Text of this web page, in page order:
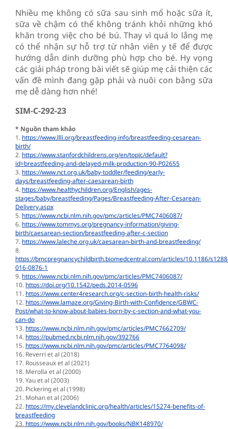
Nhiều mẹ không có sữa sau sinh mổ hoặc sữa ít,
sữa về chậm có thể không tránh khỏi những khó
khăn trong việc cho bé bú. Thay vì quá lo lắng mẹ
có thể nhận sự hỗ trợ từ nhân viên y tế để được
hướng dẫn dinh dưỡng phù hợp cho bé. Hy vọng
các giải pháp trong bài viết sẽ giúp mẹ cải thiện các
vấn đề mình đang gặp phải và nuôi con bằng sữa
mẹ dễ dàng hơn nhé!
SIM-C-292-23
* Nguồn tham khảo
1. https://www.llli.org/breastfeeding-info/breastfeeding-cesarean-
birth/
2. https://www.stanfordchildrens.org/en/topic/default?
id=breastfeeding-and-delayed-milk-production-90-P02655
3. https://www.nct.org.uk/baby-toddler/feeding/early-
days/breastfeeding-after-caesarean-birth
4. https://www.healthychildren.org/English/ages-
stages/baby/breastfeeding/Pages/Breastfeeding-After-Cesarean-
Delivery.aspx
5. https://www.ncbi.nlm.nih.gov/pmc/articles/PMC7406087/
6. https://www.tommys.org/pregnancy-information/giving-
birth/caesarean-section/breastfeeding-after-c-section
7. https://www.laleche.org.uk/caesarean-birth-and-breastfeeding/
8.
https://bmcpregnancychildbirth.biomedcentral.com/articles/10.1186/
016-0876-1
9. https://www.ncbi.nlm.nih.gov/pmc/articles/PMC7406087/
10. https://doi.org/10.1542/peds.2014-0596
11. https://www.center4research.org/c-section-birth-health-risks/
12. https://www.lamaze.org/Giving-Birth-with-Confidence/GBWC-
Post/what-to-know-about-babies-born-by-c-section-and-what-you-
can-do
13. https://www.ncbi.nlm.nih.gov/pmc/articles/PMC7662709/
14. https://pubmed.ncbi.nlm.nih.gov/392766
15. https://www.ncbi.nlm.nih.gov/pmc/articles/PMC7764098/
16. Reverri et al (2018)
17. Rousseaux et al (2021)
18. Merolla et al (2000)
19. Yau et al (2003)
20. Pickering et al (1998)
21. Mohan et al (2006)
22. https://my.clevelandclinic.org/health/articles/15274-benefits-of-
breastfeeding
23. https://www.ncbi.nlm.nih.gov/books/NBK148970/